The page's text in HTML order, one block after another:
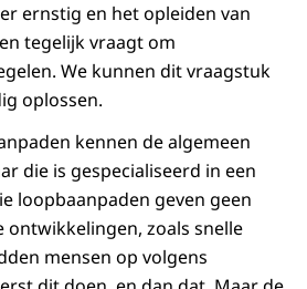
ernstig en het opleiden van
tegelijk vraagt om
We kunnen dit vraagstuk
oplossen.
kennen de algemeen
die is gespecialiseerd in een
loopbaanpaden geven geen
zoals snelle
mensen op volgens